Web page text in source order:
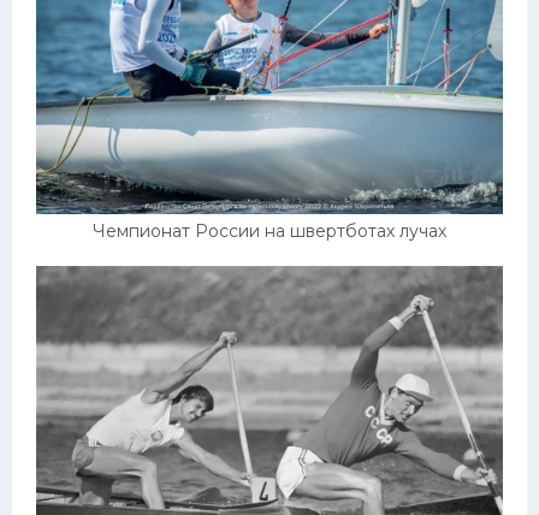
Чемпионат России на швертботах лучах